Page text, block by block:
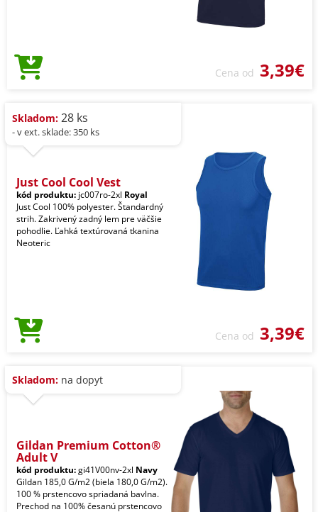
Cena od 3,39€
Skladom: 28 ks
- v ext. sklade: 350 ks
Just Cool Cool Vest
kód produktu: jc007ro-2xl Royal
Just Cool 100% polyester. Štandardný
strih. Zakrivený zadný lem pre väčšie
pohodlie. Ľahká textúrovaná tkanina
Neoteric
Cena od 3,39€
Skladom: na dopyt
Gildan Premium Cotton®
Adult V
kód produktu:gi41V00nv-2xl Navy
Gildan 185,0 G/m2 (biela 180,0 G/m2).
100 % prstencovo spriadaná bavlna.
Prechod na 100% česanú prstencovo